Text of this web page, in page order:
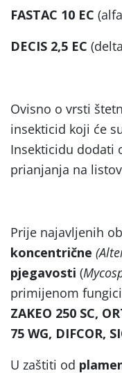
FASTAC 10 EC
DECIS 2,5 EC
Ovisno o vrsti
insekticid koji će
Insekticidu dodati
prianjanja na
Prije najavljenih
koncentrične
pjegavosti (
primijenom
ZAKEO 250 SC,
75 WG, DIFCOR,
U zaštiti od